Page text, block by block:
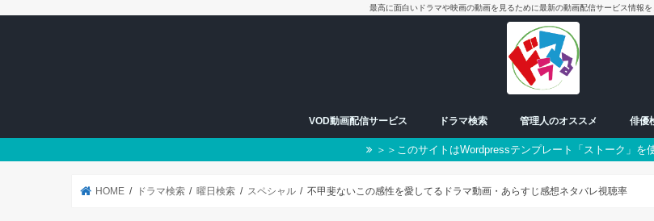
最高に面白いドラマや映画の動画を見るために最新の動画配信サービス情報を
VOD動画配信サービス ドラマ検索
放送中ドラマ
50音別検索
番組一覧表
曜日検索 朝ド
日曜
月曜
火曜
水曜
木曜
金曜
土曜
スペ
管理人のオススメ 俳優
男優
女優
＞＞このサイトはWordpressテンプレート「ストーク」を
HOME ドラマ検索 曜日検索 スペシャル 不甲斐ないこの感性を愛してるドラマ動画・あらすじ感想ネタバレ視聴率